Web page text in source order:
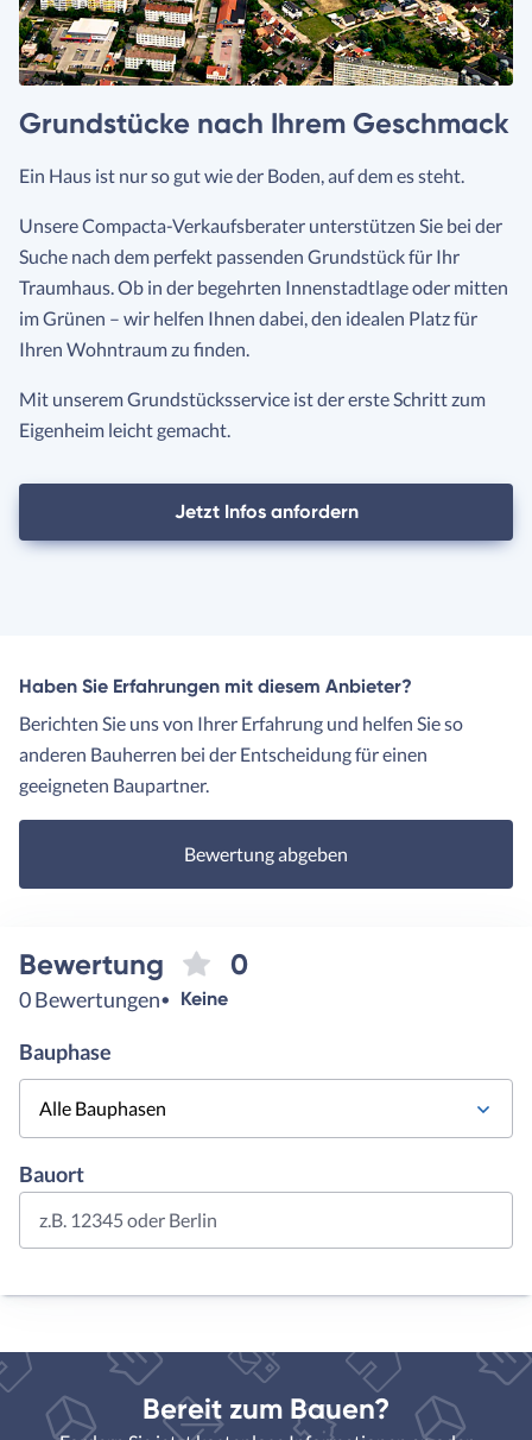
Grundstücke nach Ihrem Geschmack
Ein Haus ist nur so gut wie der Boden, auf dem es steht.
Unsere Compacta-Verkaufsberater unterstützen Sie bei der
Suche nach dem perfekt passenden Grundstück für Ihr
Traumhaus. Ob in der begehrten Innenstadtlage oder mitten
im Grünen – wir helfen Ihnen dabei, den idealen Platz für
Ihren Wohntraum zu finden.
Mit unserem Grundstücksservice ist der erste Schritt zum
Eigenheim leicht gemacht.
Jetzt Infos anfordern
Haben Sie Erfahrungen mit diesem Anbieter?
Berichten Sie uns von Ihrer Erfahrung und helfen Sie so
anderen Bauherren bei der Entscheidung für einen
geeigneten Baupartner.
Bewertung abgeben
Bewertung 0
0 Bewertungen Keine
Bauphase
Alle Bauphasen
Bauort
z.B. 12345 oder Berlin
Bereit zum Bauen?